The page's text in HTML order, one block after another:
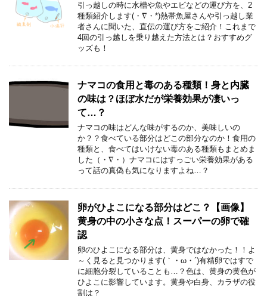
引っ越しの時に水槽や魚やエビなどの運び方を、2
種類紹介します(・∇・*)熱帯魚屋さんや引っ越し業
者さんに聞いた、直伝の運び方をご紹介！これまで
4回の引っ越しを乗り越えた方法とは？おすすめグ
ッズも！
ナマコの食用と毒のある種類！身と内臓
の味は？ほぼ水だが栄養効果が凄いっ
て…？
ナマコの味はどんな味がするのか、美味しいの
か？？食べている部分はどこの部分なのか！食用の
種類と、食べてはいけない毒のある種類もまとめま
した（・∇・）ナマコにはすっごい栄養効果がある
って話の真偽も気になりますよね…？
卵がひよこになる部分はどこ？【画像】
黄身の中の小さな点！スーパーの卵で確
認
卵のひよこになる部分は、黄身ではなかった！！よ
～く見ると見つかります(｀・ω・´)有精卵ではすで
に細胞分裂していることも…？色は、黄身の黄色が
ひよこに影響しています。黄身や白身、カラザの役
割は？